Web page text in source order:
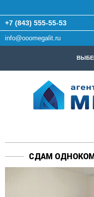
+7 (843) 555-55-53
info@ooomegalit.ru
СДАМ